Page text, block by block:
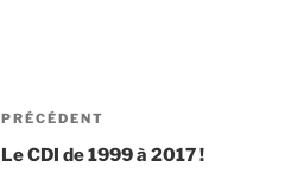
Navigation
de
Article
précédent
PRÉCÉDENT
Le CDI de 1999 à 2017 !